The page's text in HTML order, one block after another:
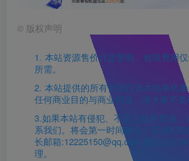
© 版权声明
1. 本站资源售价只是赞助，收取费用
所需。
2. 本站提供的所有资源仅供本地单机
任何商业目的与商业用途，请大家不要
3.如果本站有侵犯、不妥之处的资源，
系我们。将会第一时间解决！若侵犯
长邮箱:12225150@qq.com 我们会在
理。